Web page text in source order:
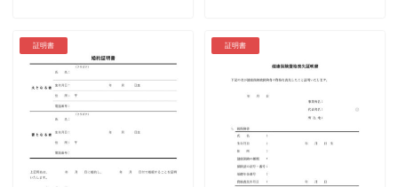
証明書 証明書